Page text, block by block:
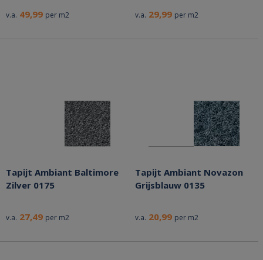
v.a. 49,99 per m2 v.a. 29,99 per m2
Tapijt Ambiant Baltimore
Zilver 0175
v.a. 27,49 per m2
Tapijt Ambiant Novazon
Grijsblauw 0135
v.a. 20,99 per m2